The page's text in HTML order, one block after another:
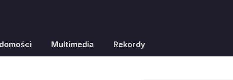
Multimedia Rekordy